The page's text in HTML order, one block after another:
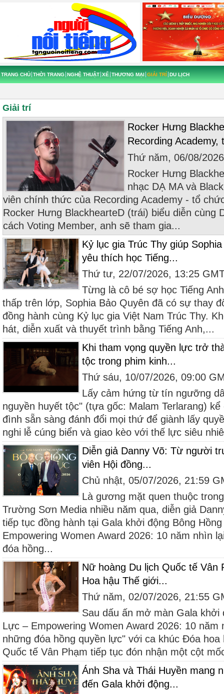
TRANG CHỦ THỜI TRANG NGHỆ THUẬT XẾ THƯƠNG MẠI GIẢI TRÍ DU LỊCH
Giải trí
Rocker Hưng
Recording
Thứ năm, 06/08/
Rocker Hưng
nhạc DẠ MA và
viên chính thức của Recording Academy - tổ
Rocker Hưng BlackhearteD (trái) biểu diễn cùng
cách Voting Member, anh sẽ tham gia...
Kỷ lục gia Trúc Thy giúp
yêu thích học Tiếng...
Thứ tư, 22/07/2026, 13:25
Từng là cô bé sợ học Tiếng
thấp trên lớp, Sophia Bảo Quyên đã có sự thay
đồng hành cùng Kỷ lục gia Việt Nam Trúc Thy.
hát, diễn xuất và thuyết trình bằng Tiếng Anh,...
Khi tham vọng quyền lực trở
tộc trong phim kinh...
Thứ sáu, 10/07/2026, 09:00
Lấy cảm hứng từ tín ngưỡng
nguyền huyết tộc" (tựa gốc: Malam Terlarang)
đình sẵn sàng đánh đổi mọi thứ để giành lấy
nghi lễ cúng biển và giao kèo với thế lực siêu
Diễn giả Danny Võ: Từ người
viên Hội đồng...
Chủ nhật, 05/07/2026, 21:59
Là gương mặt quen thuộc
Trường Sơn Media nhiều năm qua, diễn giả
tiếp tục đồng hành tại Gala khởi động Bông
Empowering Women Award 2026: 10 năm nhìn
đóa hồng...
Nữ hoàng Du lịch Quốc tế
Hoa hậu Thế giới...
Thứ năm, 02/07/2026, 21:55
Sau dấu ấn mở màn Gala khởi
Lực – Empowering Women Award 2026: 10
những đóa hồng quyền lực" với ca khúc Đóa hoa
Quốc tế Vân Phạm tiếp tục đón nhận một cột
Ánh Sha và Thái Huyền mang
đến Gala khởi động...